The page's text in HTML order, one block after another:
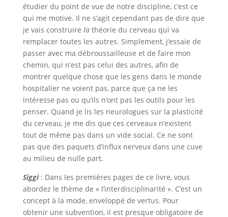
étudier du point de vue de notre discipline, c’est ce
qui me motive. Il ne s’agit cependant pas de dire que
je vais construire la théorie du cerveau qui va
remplacer toutes les autres. Simplement, j’essaie de
passer avec ma débroussailleuse et de faire mon
chemin, qui n’est pas celui des autres, afin de
montrer quelque chose que les gens dans le monde
hospitalier ne voient pas, parce que ça ne les
intéresse pas ou qu’ils n’ont pas les outils pour les
penser. Quand je lis les neurologues sur la plasticité
du cerveau, je me dis que ces cerveaux n’existent
tout de même pas dans un vide social. Ce ne sont
pas que des paquets d’influx nerveux dans une cuve
au milieu de nulle part.
Siggi: Dans les premières pages de ce livre, vous
abordez le thème de « l’interdisciplinarité ». C’est un
concept à la mode, enveloppé de vertus. Pour
obtenir une subvention, il est presque obligatoire de